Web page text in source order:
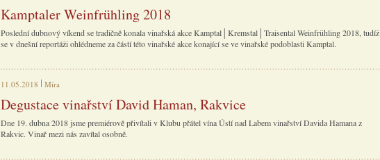
Kamptaler Weinfrühling 2018
Poslední dubnový víkend se tradičně konala vinařská akce Kamptal│Kremstal│Traisental Weinfrühling 2018, tudíž
se v dnešní reportáži ohlédneme za částí této vinařské akce konající se ve vinařské podoblasti Kamptal.
11.05.2018 Míra
Degustace vinařství David Haman, Rakvice
Dne 19. dubna 2018 jsme premiérově přivítali v Klubu přátel vína Ústí nad Labem vinařství Davida Hamana z
Rakvic. Vinař mezi nás zavítal osobně.